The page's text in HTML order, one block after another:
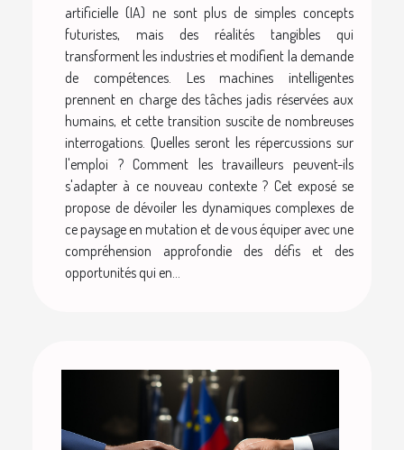
artificielle (IA) ne sont plus de simples concepts
futuristes, mais des réalités tangibles qui
transforment les industries et modifient la demande
de compétences. Les machines intelligentes
prennent en charge des tâches jadis réservées aux
humains, et cette transition suscite de nombreuses
interrogations. Quelles seront les répercussions sur
l'emploi ? Comment les travailleurs peuvent-ils
s'adapter à ce nouveau contexte ? Cet exposé se
propose de dévoiler les dynamiques complexes de
ce paysage en mutation et de vous équiper avec une
compréhension approfondie des défis et des
opportunités qui en...